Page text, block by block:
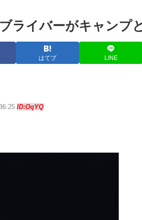
ライバーがキャンプ
はてブ LINE
ID:OqYQ